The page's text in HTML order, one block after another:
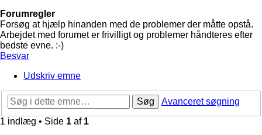
Forumregler
Forsøg at hjælp hinanden med de problemer der måtte opstå.
Arbejdet med forumet er frivilligt og problemer håndteres efter
bedste evne. :-)
Besvar
Udskriv emne
Søg
Avanceret søgning
1 indlæg • Side 1 af 1